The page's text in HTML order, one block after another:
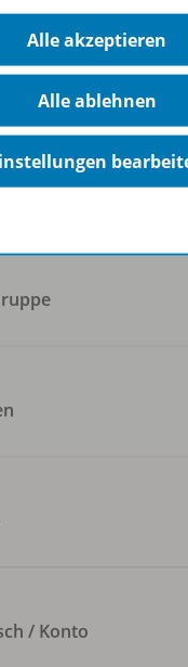
Newsletter
auf Social Media
/ Konto
Alle akzeptieren
Alle ablehnen